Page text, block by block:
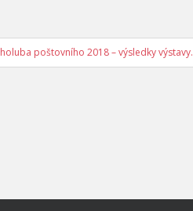
poštovního 2018 – výsledky výstavy.